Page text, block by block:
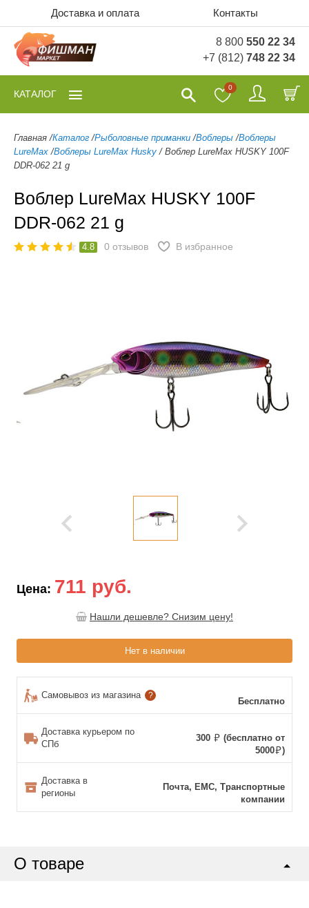
Доставка и оплата Контакты
8 800 550 22 34
+7 (812) 748 22 34
0
КАТАЛОГ
Главная /Каталог /Рыболовные приманки /Воблеры /Воблеры
LureMax /Воблеры LureMax Husky / Воблер LureMax HUSKY 100F
DDR-062 21 g
Воблер LureMax HUSKY 100F
DDR-062 21 g
4.8 0 отзывов В избранное
Цена: 711 руб.
Нашли дешевле? Снизим цену!
Нет в наличии
Самовывоз из магазина ?
Бесплатно
Доставка курьером по
СПб
300
(бесплатно от
5000
)
Доставка в
регионы
Почта, ЕМС, Транспортные
компании
О товаре